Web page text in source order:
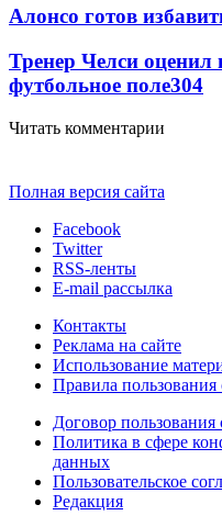
Алонсо готов
Тренер Челси
футбольное поле304
Читать комментарии
Полная версия сайта
Facebook
Twitter
RSS-ленты
E-mail рассылка
Контакты
Реклама на сайте
Использование
Правила пользования
Договор пользования
Политика в сфере
данных
Пользовательское
Редакция